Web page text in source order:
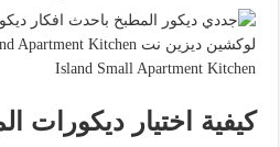
كيفية اختيار ديكورات